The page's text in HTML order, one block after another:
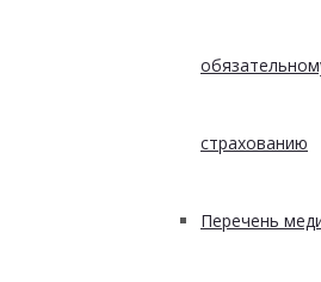
страхованию
Перечень